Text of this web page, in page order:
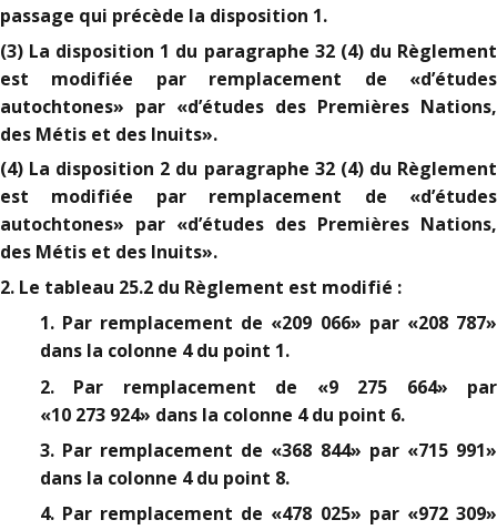
passage qui précède la disposition 1.
(3) La disposition 1 du paragraphe 32 (4) du Règlement
est modifiée par remplacement de «d’études
autochtones» par «d’études des Premières Nations,
des Métis et des Inuits».
(4) La disposition 2 du paragraphe 32 (4) du Règlement
est modifiée par remplacement de «d’études
autochtones» par «d’études des Premières Nations,
des Métis et des Inuits».
2. Le tableau 25.2 du Règlement est modifié :
1. Par remplacement de «209 066» par «208 787»
dans la colonne 4 du point 1.
2. Par remplacement de «9 275 664» par
«10 273 924» dans la colonne 4 du point 6.
3. Par remplacement de «368 844» par «715 991»
dans la colonne 4 du point 8.
4. Par remplacement de «478 025» par «972 309»